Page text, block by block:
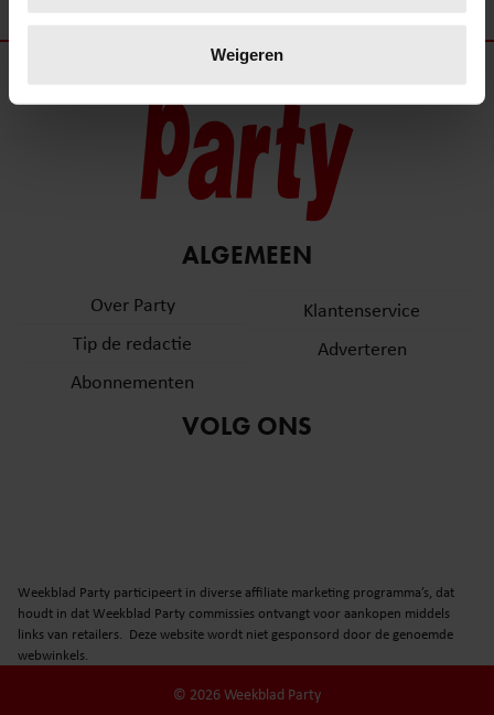
verwerkt en stel uw voorkeuren in het
intrekken in de Cookieverklaring.
We gebruiken cookies om content en advertenties te
personaliseren, om functies voor social media te bieden
en om ons websiteverkeer te analyseren. Ook delen we
partners voor social media, adverteren en analyse. Deze
informatie die u aan ze heeft verstrekt of die ze hebben
verzameld op basis van uw gebruik van hun services. U
gebruiken.
Weigeren
ALGEMEEN
Over Party
Tip de redactie
Abonnementen
Klantenservice
Adverteren
VOLG ONS
Weekblad Party participeert in diverse affiliate marketing programma’s, dat
houdt in dat Weekblad Party commissies ontvangt voor aankopen middels
links van retailers. Deze website wordt niet gesponsord door de genoemde
webwinkels.
© 2026 Weekblad Party